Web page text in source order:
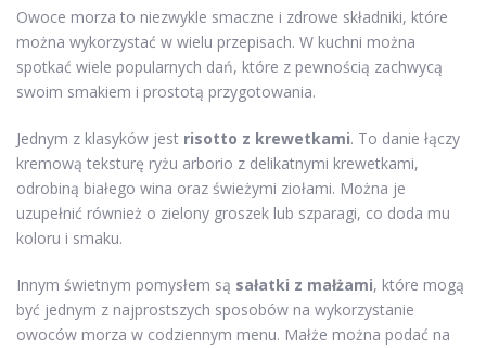
Owoce morza to niezwykle smaczne i zdrowe składniki, które
można wykorzystać w wielu przepisach. W kuchni można
spotkać wiele popularnych dań, które z pewnością zachwycą
swoim smakiem i prostotą przygotowania.
Jednym z klasyków jest risotto z krewetkami. To danie łączy
kremową teksturę ryżu arborio z delikatnymi krewetkami,
odrobiną białego wina oraz świeżymi ziołami. Można je
uzupełnić również o zielony groszek lub szparagi, co doda mu
koloru i smaku.
Innym świetnym pomysłem są sałatki z małżami, które mogą
być jednym z najprostszych sposobów na wykorzystanie
owoców morza w codziennym menu. Małże można podać na